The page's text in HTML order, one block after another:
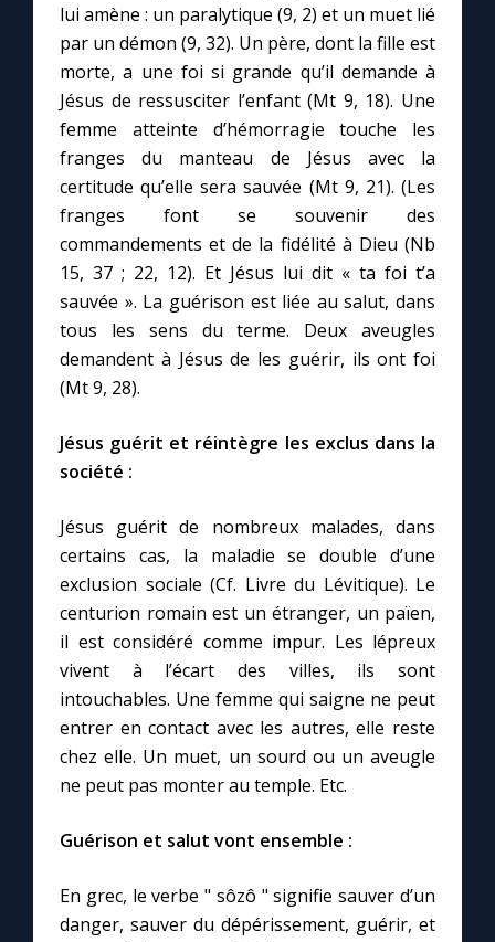
Une neuvaine
À la une
1000 Raisons de Croire
Chapelet pour le monde
Contact
Faire un don
Marie de Nazareth
lui amène : un paralytique (9, 2) et un muet lié
par un démon (9, 32). Un père, dont la fille est
morte, a une foi si grande qu’il demande à
Jésus de ressusciter l’enfant (Mt 9, 18). Une
femme atteinte d’hémorragie touche les
franges du manteau de Jésus avec la
certitude qu’elle sera sauvée (Mt 9, 21). (Les
franges font se souvenir des
commandements et de la fidélité à Dieu (Nb
15, 37 ; 22, 12). Et Jésus lui dit « ta foi t’a
sauvée ». La guérison est liée au salut, dans
tous les sens du terme. Deux aveugles
demandent à Jésus de les guérir, ils ont foi
(Mt 9, 28).
Jésus guérit et réintègre les exclus dans la
société :
Jésus guérit de nombreux malades, dans
certains cas, la maladie se double d’une
exclusion sociale (Cf. Livre du Lévitique). Le
centurion romain est un étranger, un païen,
il est considéré comme impur. Les lépreux
vivent à l’écart des villes, ils sont
intouchables. Une femme qui saigne ne peut
entrer en contact avec les autres, elle reste
chez elle. Un muet, un sourd ou un aveugle
ne peut pas monter au temple. Etc.
Guérison et salut vont ensemble :
En grec, le verbe " sôzô " signifie sauver d’un
danger, sauver du dépérissement, guérir, et